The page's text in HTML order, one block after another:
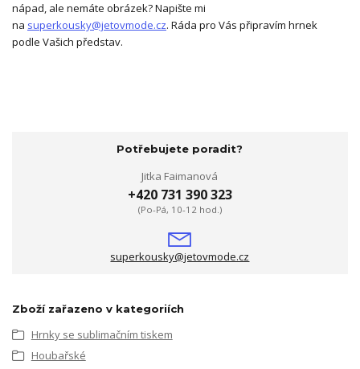
nápad, ale nemáte obrázek? Napište mi
na superkousky@jetovmode.cz. Ráda pro Vás připravím hrnek
podle Vašich představ.
Potřebujete poradit?
Jitka Faimanová
+420 731 390 323
(Po-Pá, 10-12 hod.)
superkousky@jetovmode.cz
Zboží zařazeno v kategoriích
Hrnky se sublimačním tiskem
Houbařské